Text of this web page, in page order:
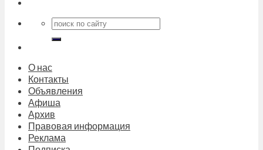
О нас
Контакты
Объявления
Афиша
Архив
Правовая информация
Реклама